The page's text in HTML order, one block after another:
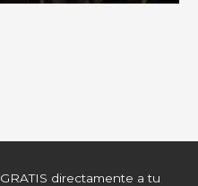
directamente a tu